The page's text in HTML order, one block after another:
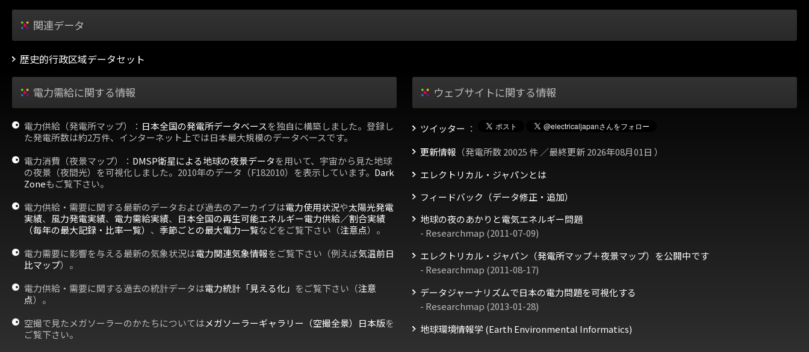
関連データ
歴史的行政区域データセット
電力需給に関する情報
電力供給（発電所マップ）： 日本全国の発電所データベースを独自に構築しました。登録し
た発電所数は約2万件、インターネット上では日本最大規模のデータベースです。
電力消費（夜景マップ）： DMSP衛星による地球の夜景データを用いて、宇宙から見た地球
の夜景（夜間光）を可視化しました。2010年のデータ（F182010）を表示しています。 Dark
Zoneもご覧下さい。
電力供給・需要に関する最新のデータおよび過去のアーカイブは電力使用状況や太陽光発電
実績、 風力発電実績、 電力需給実績、 日本全国の再生可能エネルギー電力供給／割合実績
（毎年の最大記録・比率一覧） 、 季節ごとの最大電力一覧などをご覧下さい（注意点）。
電力需要に影響を与える最新の気象状況は電力関連気象情報をご覧下さい（例えば気温前日
比マップ）。
電力供給・需要に関する過去の統計データは電力統計「見える化」 をご覧下さい（注意
点）。
空撮で見たメガソーラーのかたちについてはメガソーラーギャラリー（空撮全景）日本版を
ご覧下さい。
ウェブサイトに関する情報
ツイッター ：
更新情報 （発電所数 20025 件 ／最終更新 2026年08月01日 ）
エレクトリカル・ジャパンとは
フィードバック（データ修正・追加）
地球の夜のあかりと電気エネルギー問題
- Researchmap (2011-07-09)
エレクトリカル・ジャパン（発電所マップ＋夜景マップ）を公開中です
- Researchmap (2011-08-17)
データジャーナリズムで日本の電力問題を可視化する
- Researchmap (2013-01-28)
地球環境情報学 (Earth Environmental Informatics)